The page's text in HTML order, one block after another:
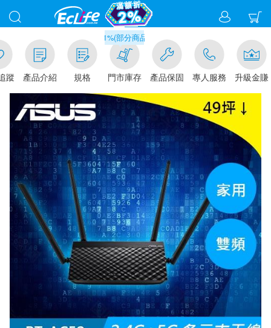
蹤 產品介紹 規格
滿千元門市取貨現折1%(部分商品不適用)-請點我看
門市庫存 產品保固 專人服務 升級金賺